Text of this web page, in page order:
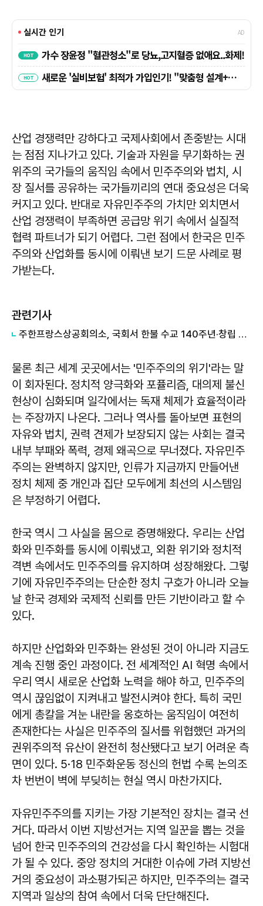
산업 경쟁력만 강하다고 국제사회에서 존중받는 시대
는 점점 지나가고 있다. 기술과 자원을 무기화하는 권
위주의 국가들의 움직임 속에서 민주주의와 법치, 시
장 질서를 공유하는 국가들끼리의 연대 중요성은 더욱
커지고 있다. 반대로 자유민주주의 가치만 외치면서
산업 경쟁력이 부족하면 공급망 위기 속에서 실질적
협력 파트너가 되기 어렵다. 그런 점에서 한국은 민주
주의와 산업화를 동시에 이뤄낸 보기 드문 사례로 평
가받는다.
관련기사
주한프랑스상공회의소, 국회서 한불 수교 140주년·창립 40주년 경축…기념집 발간까지
물론 최근 세계 곳곳에서는 '민주주의의 위기'라는 말
이 회자된다. 정치적 양극화와 포퓰리즘, 대의제 불신
현상이 심화되며 일각에서는 독재 체제가 효율적이라
는 주장까지 나온다. 그러나 역사를 돌아보면 표현의
자유와 법치, 권력 견제가 보장되지 않는 사회는 결국
내부 부패와 폭력, 경제 왜곡으로 무너졌다. 자유민주
주의는 완벽하지 않지만, 인류가 지금까지 만들어낸
정치 체제 중 개인과 집단 모두에게 최선의 시스템임
은 부정하기 어렵다.
한국 역시 그 사실을 몸으로 증명해왔다. 우리는 산업
화와 민주화를 동시에 이뤄냈고, 외환 위기와 정치적
격변 속에서도 민주주의를 유지하며 성장해왔다. 그렇
기에 자유민주주의는 단순한 정치 구호가 아니라 오늘
날 한국 경제와 국제적 신뢰를 만든 기반이라고 할 수
있다.
하지만 산업화와 민주화는 완성된 것이 아니라 지금도
계속 진행 중인 과정이다. 전 세계적인 AI 혁명 속에서
우리 역시 새로운 산업화 노력을 해야 하고, 민주주의
역시 끊임없이 지켜내고 발전시켜야 한다. 특히 국민
에게 총칼을 겨눈 내란을 옹호하는 움직임이 여전히
존재한다는 사실은 민주주의 질서를 위협했던 과거의
권위주의적 유산이 완전히 청산됐다고 보기 어려운 측
면이 있다. 5·18 민주화운동 정신의 헌법 수록 논의조
차 번번이 벽에 부딪히는 현실 역시 마찬가지다.
자유민주주의를 지키는 가장 기본적인 장치는 결국 선
거다. 따라서 이번 지방선거는 지역 일꾼을 뽑는 것을
넘어 한국 민주주의의 건강성을 다시 확인하는 시험대
가 될 수 있다. 중앙 정치의 거대한 이슈에 가려 지방선
거의 중요성이 과소평가되곤 하지만, 민주주의는 결국
지역과 일상의 참여 속에서 더욱 단단해진다.